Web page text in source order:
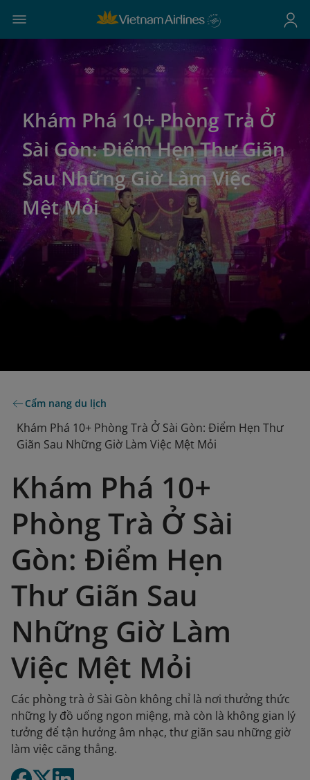
Khám Phá 10+ Phòng Trà Ở
Sài Gòn: Điểm Hẹn Thư Giãn
Sau Những Giờ Làm Việc
Mệt Mỏi
Cẩm nang du lịch
Khám Phá 10+ Phòng Trà Ở Sài Gòn: Điểm Hẹn Thư
Giãn Sau Những Giờ Làm Việc Mệt Mỏi
Khám Phá 10+
Phòng Trà Ở Sài
Gòn: Điểm Hẹn
Thư Giãn Sau
Những Giờ Làm
Việc Mệt Mỏi
Các phòng trà ở Sài Gòn không chỉ là nơi thưởng thức
những ly đồ uống ngon miệng, mà còn là không gian lý
tưởng để tận hưởng âm nhạc, thư giãn sau những giờ
làm việc căng thẳng.